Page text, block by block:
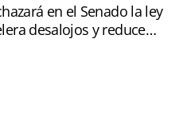
en el Senado la ley
desalojos y reduce